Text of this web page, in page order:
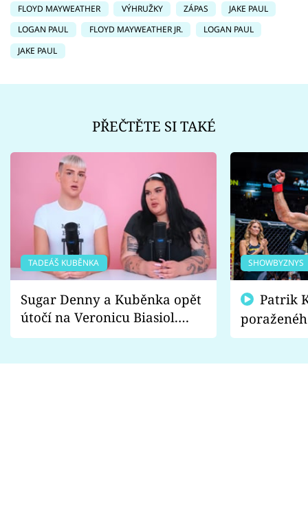
FLOYD MAYWEATHER VÝHRUŽKY ZÁPAS
JAKE PAUL
LOGAN PAUL
FLOYD MAYWEATHER JR.
LOGAN PAUL
JAKE PAUL
PŘEČTĚTE SI TAKÉ
TADEÁŠ KUBĚNKA
Sugar Denny a Kuběnka opět
útočí na Veronicu Biasiol.
Proč je podle nich falešná a
SHOWBYZNYS
fanoušci